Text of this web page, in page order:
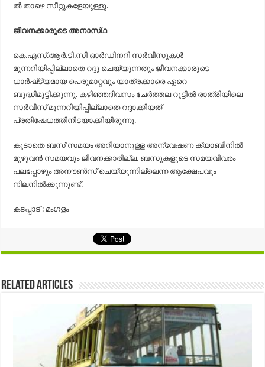
ല്‍ താഴെ സീറ്റുകളേയുള്ളു.
ജീവനക്കാരുടെ അനാസ്‌ഥ
കെ.എസ്‌.ആര്‍.ടി.സി ഓര്‍ഡിനറി സര്‍വീസുകള്‍
മുന്നറിയിപ്പില്ലാതെ റദ്ദു ചെയ്യുന്നതും ജീവനക്കാരുടെ
ധാര്‍ഷ്‌ട്യമായ പെരുമാറ്റവും യാത്രക്കാരെ ഏറെ
ബുദ്ധിമുട്ടിക്കുന്നു. കഴിഞ്ഞദിവസം ചേര്‍ത്തല റൂട്ടില്‍ രാത്രിയിലെ
സര്‍വീസ്‌ മുന്നറിയിപ്പില്ലാതെ റദ്ദാക്കിയത്‌
പ്രതിഷേധത്തിനിടയാക്കിയിരുന്നു.
കൂടാതെ ബസ്‌ സമയം അറിയാനുള്ള അന്വേഷണ ക്യാബിനില്‍
മുഴുവന്‍ സമയവും ജീവനക്കാരില്ല. ബസുകളുടെ സമയവിവരം
പലപ്പോഴും അനൗണ്‍സ്‌ ചെയ്യുന്നില്ലെന്ന ആക്ഷേപവും
നിലനില്‍ക്കുന്നുണ്ട്‌.
കടപ്പാട് : മംഗളം
Related Articles